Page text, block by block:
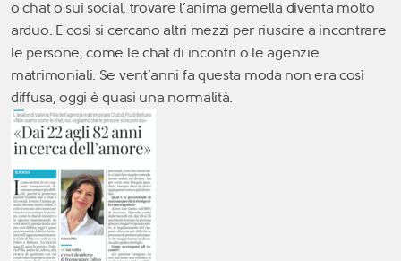
o chat o sui social, trovare l’anima gemella diventa molto
arduo. E così si cercano altri mezzi per riuscire a incontrare
le persone, come le chat di incontri o le agenzie
matrimoniali. Se vent’anni fa questa moda non era così
diffusa, oggi è quasi una normalità.